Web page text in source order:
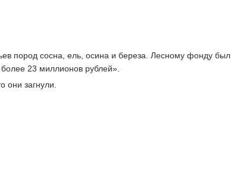
пород сосна, ель, осина и береза. Лесному фонду был
23 миллионов рублей».
они загнули.